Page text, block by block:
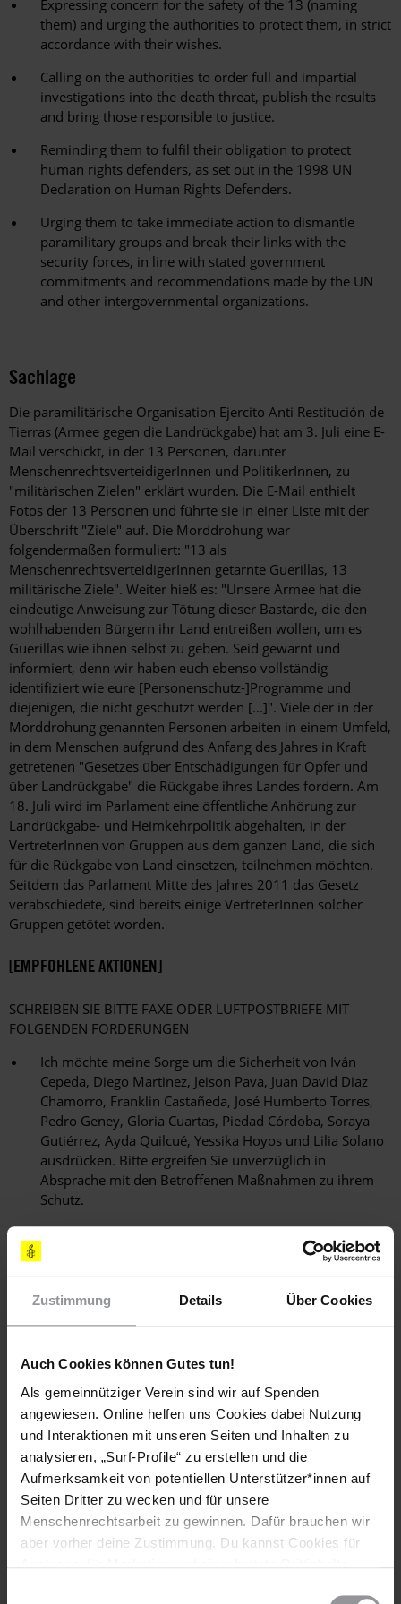
Zustimmung Details Über Cookies
Auch Cookies können Gutes tun!
Als gemeinnütziger Verein sind wir auf Spenden
angewiesen. Online helfen uns Cookies dabei Nutzung
und Interaktionen mit unseren Seiten und Inhalten zu
analysieren, „Surf-Profile“ zu erstellen und die
Aufmerksamkeit von potentiellen Unterstützer*innen auf
Seiten Dritter zu wecken und für unsere
Menschenrechtsarbeit zu gewinnen. Dafür brauchen wir
aber vorher deine Zustimmung. Du kannst Cookies für
Expressing concern for the safety of the 13 (naming
them) and urging the authorities to protect them, in strict
accordance with their wishes.
Calling on the authorities to order full and impartial
investigations into the death threat, publish the results
and bring those responsible to justice.
Reminding them to fulfil their obligation to protect
human rights defenders, as set out in the 1998 UN
Declaration on Human Rights Defenders.
Urging them to take immediate action to dismantle
paramilitary groups and break their links with the
security forces, in line with stated government
commitments and recommendations made by the UN
and other intergovernmental organizations.
Sachlage
Die paramilitärische Organisation Ejercito Anti Restitución de
Tierras (Armee gegen die Landrückgabe) hat am 3. Juli eine E-
Mail verschickt, in der 13 Personen, darunter
MenschenrechtsverteidigerInnen und PolitikerInnen, zu
"militärischen Zielen" erklärt wurden. Die E-Mail enthielt
Fotos der 13 Personen und führte sie in einer Liste mit der
Überschrift "Ziele" auf. Die Morddrohung war
folgendermaßen formuliert: "13 als
MenschenrechtsverteidigerInnen getarnte Guerillas, 13
militärische Ziele". Weiter hieß es: "Unsere Armee hat die
eindeutige Anweisung zur Tötung dieser Bastarde, die den
wohlhabenden Bürgern ihr Land entreißen wollen, um es
Guerillas wie ihnen selbst zu geben. Seid gewarnt und
informiert, denn wir haben euch ebenso vollständig
identifiziert wie eure [Personenschutz-]Programme und
diejenigen, die nicht geschützt werden [...]". Viele der in der
Morddrohung genannten Personen arbeiten in einem Umfeld,
in dem Menschen aufgrund des Anfang des Jahres in Kraft
getretenen "Gesetzes über Entschädigungen für Opfer und
über Landrückgabe" die Rückgabe ihres Landes fordern. Am
18. Juli wird im Parlament eine öffentliche Anhörung zur
Landrückgabe- und Heimkehrpolitik abgehalten, in der
VertreterInnen von Gruppen aus dem ganzen Land, die sich
für die Rückgabe von Land einsetzen, teilnehmen möchten.
Seitdem das Parlament Mitte des Jahres 2011 das Gesetz
verabschiedete, sind bereits einige VertreterInnen solcher
Gruppen getötet worden.
[EMPFOHLENE AKTIONEN]
SCHREIBEN SIE BITTE FAXE ODER LUFTPOSTBRIEFE MIT
FOLGENDEN FORDERUNGEN
Ich möchte meine Sorge um die Sicherheit von Iván
Cepeda, Diego Martinez, Jeison Pava, Juan David Diaz
Chamorro, Franklin Castañeda, José Humberto Torres,
Pedro Geney, Gloria Cuartas, Piedad Córdoba, Soraya
Gutiérrez, Ayda Quilcué, Yessika Hoyos und Lilia Solano
ausdrücken. Bitte ergreifen Sie unverzüglich in
Absprache mit den Betroffenen Maßnahmen zu ihrem
Schutz.
Bitte leiten Sie umgehend eine vollständige und
unabhängige Untersuchung der Morddrohung ein,
veröffentlichen Sie die Ergebnisse der Untersuchung und
stellen Sie die Verantwortlichen vor Gericht.
Ich möchte Sie zudem daran erinnern, dass Kolumbien
Menschenrechtsverteidigern aus dem Jahr 1998 ist und
Sie somit die Pflicht haben, MenschenrechtlerInnen zu
schützen.
Zudem fordere ich Sie auf, entsprechend der
aufgeführten Verpflichtungen der Regierung sowie der
von der UN und anderen zwischenstaatlichen
Organisationen ausgesprochenen Empfehlungen
umgehend Maßnahmen zur Auflösung der
paramilitärischen Gruppen zu ergreifen und ihre
Verbindungen zu Sicherheitskräften zu lösen.